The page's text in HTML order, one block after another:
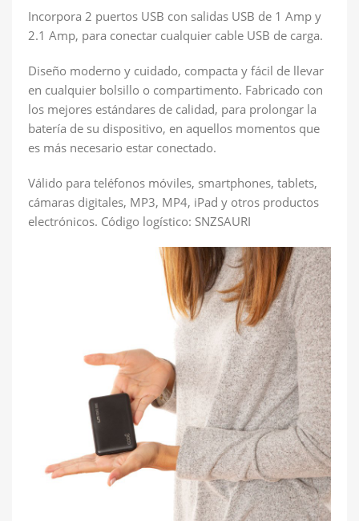
Incorpora 2 puertos USB con salidas USB de 1 Amp y
2.1 Amp, para conectar cualquier cable USB de carga.
Diseño moderno y cuidado, compacta y fácil de llevar
en cualquier bolsillo o compartimento. Fabricado con
los mejores estándares de calidad, para prolongar la
batería de su dispositivo, en aquellos momentos que
es más necesario estar conectado.
Válido para teléfonos móviles, smartphones, tablets,
cámaras digitales, MP3, MP4, iPad y otros productos
electrónicos. Código logístico: SNZSAURI